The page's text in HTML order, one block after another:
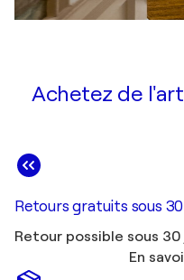
Achetez de
Retours gratuits sous
Retour possible sous
En